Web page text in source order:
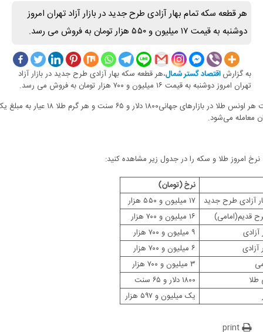
تمام بهار آزادی طرح جدید در بازار آزاد تهران امروز
هزار تومان به فروش می رسد.
اقتصاد گستر شمال،هر قطعه سکه بهار آزادی طرح جدید در بازار آزاد
۱۶ میلیون و ۷۰۰ هزار تومان به فروش می رسد.
همچنین قیمت هر اونس طلا در بازار‌های جهانی۱۸۰۰ دلار و ۶۵ سنت و هر گرم طلا ۱۸ عیار به مبلغ یک میلیون و
و سکه را در جدول زیر مشاهده کنید:
جدید
۱۷ میلیون و ۵۵۰ هزار
۱۶ میلیون و ۷۰۰ هزار
یک میلیون و ۵۹۷ هزار